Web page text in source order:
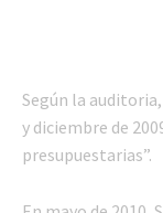
Según la
y diciembre de
presupuestarias”.